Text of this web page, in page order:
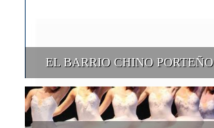
EL BARRIO CHINO PORTEÑO